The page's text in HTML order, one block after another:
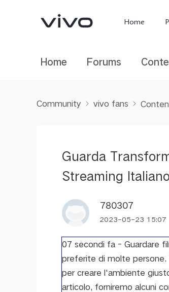
Home
X300 Ultra
Home Forums
Community vivo fans
Guarda
Streaming
780307
2023-05-23 15:07
07 secondi fa - Guardare
preferite di molte persone.
per creare l'ambiente
articolo, forniremo alcuni